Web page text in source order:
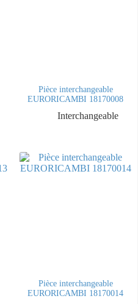
Pièce interchangeable
EURORICAMBI 18170008
Interchangeable
Pièce interchangeable
EURORICAMBI 18170014